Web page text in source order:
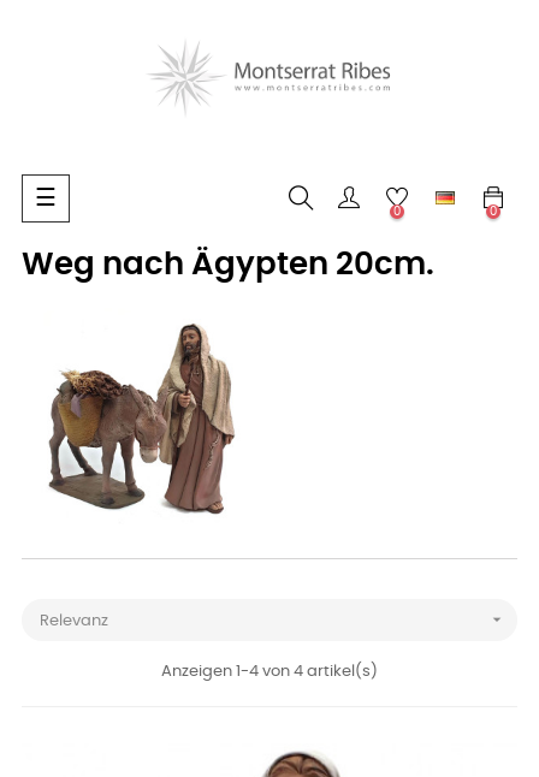
Umschalten
der
Navigation
☰
0 0
Weg nach Ägypten 20cm.
Relevanz 
Anzeigen 1-4 von 4 artikel(s)